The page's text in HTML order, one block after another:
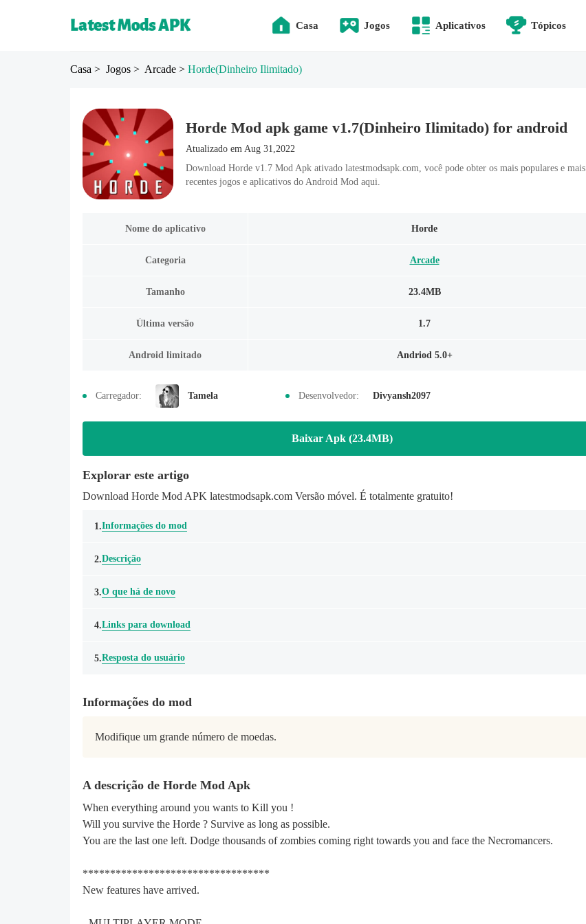
Casa Jogos Aplicativos Tópicos
Casa > Jogos > Arcade > Horde(Dinheiro Ilimitado)
Horde Mod apk game v1.7(Dinheiro Ilimitado) for android
Atualizado em Aug 31,2022
Download Horde v1.7 Mod Apk ativado latestmodsapk.com, você pode obter os mais populares e mais
recentes jogos e aplicativos do Android Mod aqui.
Nome do aplicativo Horde
Categoria Arcade
Tamanho 23.4MB
Última versão 1.7
Android limitado Andriod 5.0+
Carregador: Tamela Desenvolvedor: Divyansh2097
Baixar Apk (23.4MB)
Explorar este artigo
Download Horde Mod APK latestmodsapk.com Versão móvel. É totalmente gratuito!
1.Informações do mod
2.Descrição
3.O que há de novo
4.Links para download
5.Resposta do usuário
Informações do mod
Modifique um grande número de moedas.
A descrição de Horde Mod Apk
When everything around you wants to Kill you !
Will you survive the Horde ? Survive as long as possible.
You are the last one left. Dodge thousands of zombies coming right towards you and face the Necromancers.
**********************************
New features have arrived.